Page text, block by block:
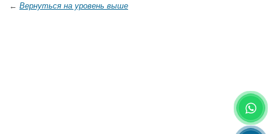
← Вернуться на уровень выше